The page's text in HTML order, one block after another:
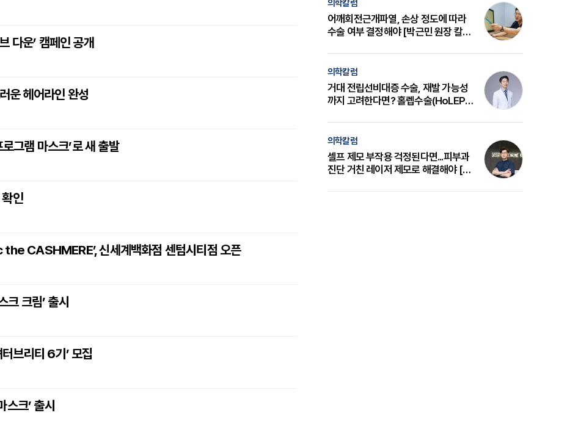
다운’ 캠페인 공개
운 헤어라인 완성
그램 마스크’로 새 출발
인
CASHMERE’, 신세계백화점 센텀시티점 오픈
크 크림’ 출시
브리티 6기’ 모집
스크’ 출시
의학칼럼
어깨회전근개파열, 손상 정도에 따라
수술 여부 결정해야 [박근민 원장 칼
의학칼럼
거대 전립선비대증 수술, 재발 가능성
까지 고려한다면? 홀렙수술(HoLEP)
의학칼럼
셀프 제모 부작용 걱정된다면...피부과
진단 거친 레이저 제모로 해결해야 [변